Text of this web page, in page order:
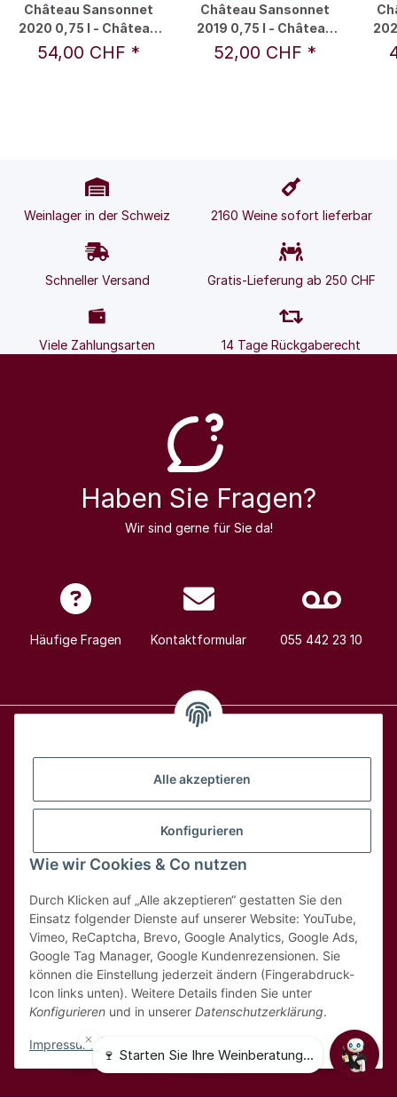
Alle akzeptieren
Konfigurieren
Wie wir Cookies & Co nutzen
Durch Klicken auf „Alle akzeptieren“ gestatten Sie den
Einsatz folgender Dienste auf unserer Website: YouTube,
Vimeo, ReCaptcha, Brevo, Google Analytics, Google Ads,
Google Tag Manager, Google Kundenrezensionen. Sie
können die Einstellung jederzeit ändern (Fingerabdruck-
Icon links unten). Weitere Details finden Sie unter
Konfigurieren und in unserer Datenschutzerklärung.
Impressum
Château Sansonnet
2020 0,75 l - Château
Sansonnet
54,00 CHF *
Château Sansonnet
2019 0,75 l - Château
Sansonnet
52,00 CHF *
Weinlager in der Schweiz 2160 Weine sofort lieferbar
Schneller Versand Gratis-Lieferung ab 250 CHF
Viele Zahlungsarten 14 Tage Rückgaberecht
Haben Sie Fragen?
Wir sind gerne für Sie da!
Häufige Fragen Kontaktformular 055 442 23 10
Hilfe & Kontakt
Rechtliches
© 2025 MDK Weinhandel GmbH - Weinbestellung.ch